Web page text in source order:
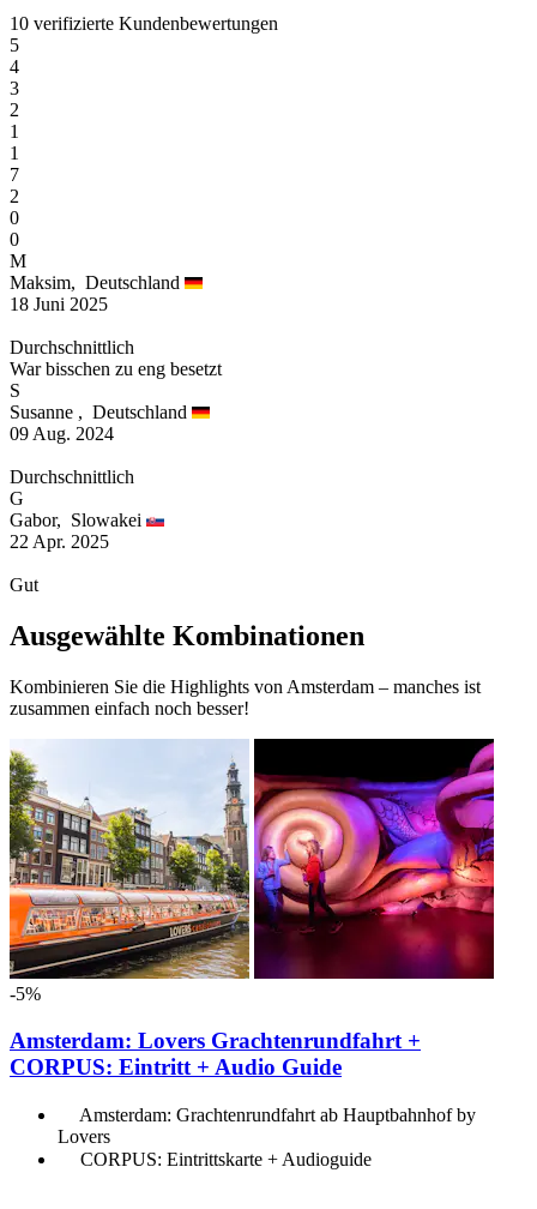
10 verifizierte Kundenbewertungen
5
4
3
2
1
1
7
2
0
0
M
Maksim, Deutschland
18 Juni 2025
Durchschnittlich
War bisschen zu eng besetzt
S
Susanne , Deutschland
09 Aug. 2024
Durchschnittlich
G
Gabor, Slowakei
22 Apr. 2025
Gut
Ausgewählte Kombinationen
Kombinieren Sie die Highlights von Amsterdam – manches ist
zusammen einfach noch besser!
-5%
Amsterdam: Lovers Grachtenrundfahrt +
CORPUS: Eintritt + Audio Guide
Amsterdam: Grachtenrundfahrt ab Hauptbahnhof by
Lovers
CORPUS: Eintrittskarte + Audioguide